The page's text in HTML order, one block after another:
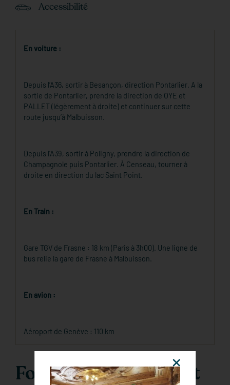
Accessibilité
En voiture :
Depuis l’A36, sortir à Besançon, direction Pontarlier. A la
sortie de Pontarlier, prendre la direction de OYE et
PALLET (légèrement à droite) et continuer sur cette
route jusqu’à Malbuisson.
Depuis l’A39, sortir à Poligny, prendre la direction de
Champagnole puis Pontarlier. À Censeau, tourner à
droite en direction du lac Saint Point.
En Train :
Gare TGV de Frasne : 18 km (Paris à 3h00). Une ligne de
bus relie la gare de Frasne à Malbuisson.
En avion :
Aéroport de Genève : 110 km
Formulaire de contact